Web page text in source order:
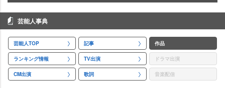
芸能人事典
芸能人TOP 記事 作品
ランキング情報 TV出演 ドラマ出演
CM出演 歌詞 音楽配信